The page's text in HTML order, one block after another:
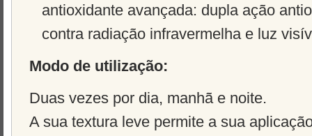
antioxidante avançada: dupla ação
contra radiação infravermelha e luz
Modo de utilização:
Duas vezes por dia, manhã e noite.
A sua textura leve permite a sua